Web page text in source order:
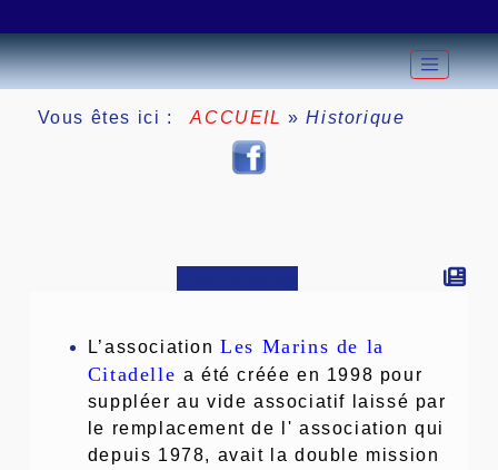
Vous êtes ici : ACCUEIL»Historique
L’association Les Marins de la
Citadelle a été créée en 1998 pour
suppléer au vide associatif laissé par
le remplacement de l' association qui
depuis 1978, avait la double mission